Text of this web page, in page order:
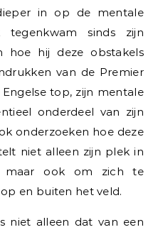
in op de mentale
tegenkwam sinds zijn
hoe hij deze obstakels
van de Premier
top, zijn mentale
onderdeel van zijn
onderzoeken hoe deze
niet alleen zijn plek in
maar ook om zich te
en buiten het veld.
niet alleen dat van een